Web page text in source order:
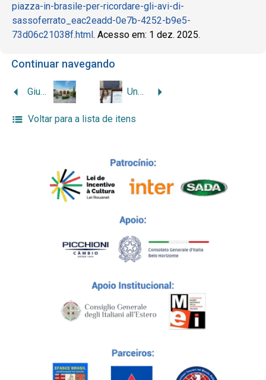
piazza-in-brasile-per-ricordare-gli-avi-di-
sassoferrato_eac2eadd-0e7b-4252-b9e5-
73d06c21038f.html . Acesso em: 1 dez. 2025.
Continuar navegando
Giulia Morbidelli de Camargo: l’architetta che celebra il legame tra Brasile e Italia Una piazza in Brasile per ricordare gli avi di Sassoferrato
Voltar para a lista de itens